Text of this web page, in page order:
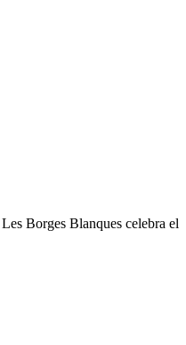
Les Borges Blanques celebra el